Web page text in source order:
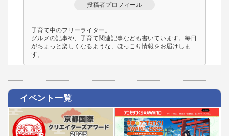
投稿者プロフィール
子育て中のフリーライター。
グルメの記事や、子育て関連記事なども書いています。毎日
がちょっと楽しくなるような、ほっこり情報をお届けしま
す。
イベント一覧